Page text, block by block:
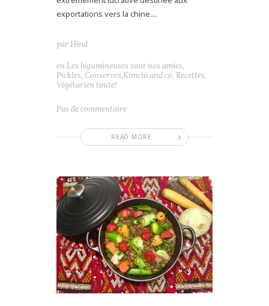
exportations vers la chine....
READ MORE
par Hind
en Les légumineuses sont nos amies,
Pickles, Conserves,Kimchi and co, Recettes,
Végétarien toute!
Pas de commentaire